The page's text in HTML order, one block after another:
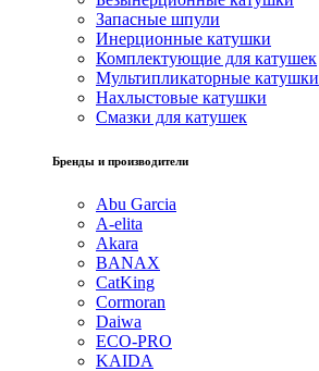
Запасные шпули
Инерционные катушки
Комплектующие для катушек
Мультипликаторные катушки
Нахлыстовые катушки
Смазки для катушек
Бренды и производители
Abu Garcia
A-elita
Akara
BANAX
CatKing
Cormoran
Daiwa
ECO-PRO
KAIDA